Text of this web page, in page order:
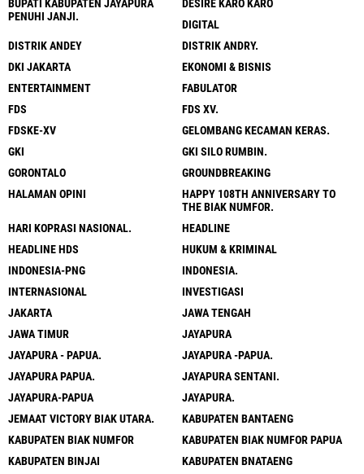
BUPATI KABUPATEN JAYAPURA
PENUHI JANJI.
DESIRE KARO KARO
DIGITAL
DISTRIK ANDEY
DISTRIK ANDRY.
DKI JAKARTA
EKONOMI & BISNIS
ENTERTAINMENT
FABULATOR
FDS
FDS XV.
FDSKE-XV
GELOMBANG KECAMAN KERAS.
GKI
GKI SILO RUMBIN.
GORONTALO
GROUNDBREAKING
HALAMAN OPINI
HAPPY 108TH ANNIVERSARY TO
THE BIAK NUMFOR.
HARI KOPRASI NASIONAL.
HEADLINE
HEADLINE HDS
HUKUM & KRIMINAL
INDONESIA-PNG
INDONESIA.
INTERNASIONAL
INVESTIGASI
JAKARTA
JAWA TENGAH
JAWA TIMUR
JAYAPURA
JAYAPURA - PAPUA.
JAYAPURA -PAPUA.
JAYAPURA PAPUA.
JAYAPURA SENTANI.
JAYAPURA-PAPUA
JAYAPURA.
JEMAAT VICTORY BIAK UTARA.
KABUPATEN BANTAENG
KABUPATEN BIAK NUMFOR
KABUPATEN BIAK NUMFOR PAPUA
KABUPATEN BINJAI
KABUPATEN BNATAENG